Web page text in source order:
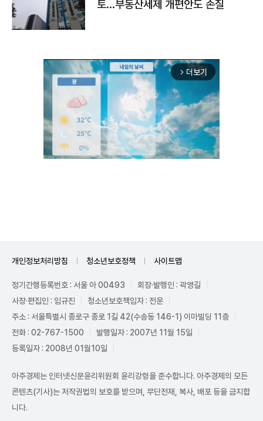
토…부동산세제 개편안도 손질
arrow_forward_ios 더보기
개인정보처리방침 청소년보호정책 사이트맵
정기간행등록번호 : 서울 아 00493
회장·발행인 : 곽영길
사장·편집인 : 임규진
청소년보호책임자 : 전운
주소 : 서울특별시 종로구 종로 1길 42(수송동 146-1) 이마빌딩 11층
전화 : 02-767-1500
발행일자 : 2007년 11월 15일
등록일자 : 2008년 01월10일
아주경제는 인터넷신문윤리위원회 윤리강령을 준수합니다. 아주경제의 모든
콘텐츠(기사)는 저작권법의 보호를 받으며, 무단전재, 복사, 배포 등을 금지합
니다.